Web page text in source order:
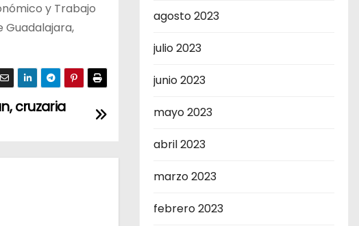
y Trabajo
Guadalajara,
cruzaria
agosto 2023
julio 2023
junio 2023
mayo 2023
abril 2023
marzo 2023
febrero 2023